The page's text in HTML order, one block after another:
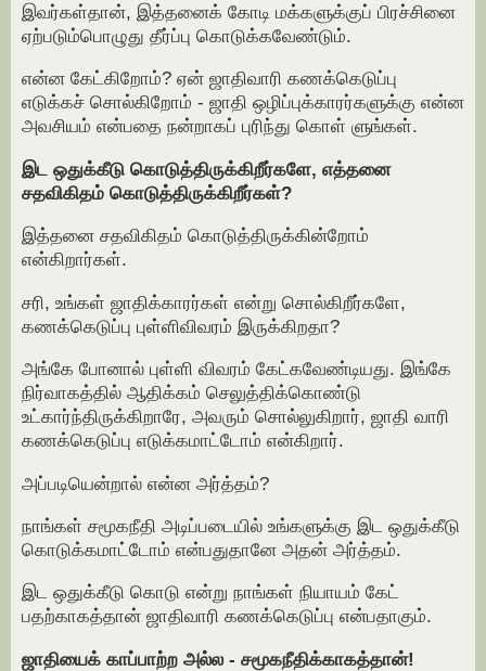
இவர்கள்தான், இத்தனைக் கோடி மக்களுக்குப் பிரச்சினை
ஏற்படும்பொழுது தீர்ப்பு கொடுக்கவேண்டும்.
என்ன கேட்கிறோம்? ஏன் ஜாதிவாரி கணக்கெடுப்பு
எடுக்கச் சொல்கிறோம் - ஜாதி ஒழிப்புக்காரர்களுக்கு என்ன
அவசியம் என்பதை நன்றாகப் புரிந்து கொள் ளுங்கள்.
இட ஒதுக்கீடு கொடுத்திருக்கிறீர்களே, எத்தனை
சதவிகிதம் கொடுத்திருக்கிறீர்கள்?
இத்தனை சதவிகிதம் கொடுத்திருக்கின்றோம்
என்கிறார்கள்.
சரி, உங்கள் ஜாதிக்காரர்கள் என்று சொல்கிறீர்களே,
கணக்கெடுப்பு புள்ளிவிவரம் இருக்கிறதா?
அங்கே போனால் புள்ளி விவரம் கேட்கவேண்டியது. இங்கே
நிர்வாகத்தில் ஆதிக்கம் செலுத்திக்கொண்டு
உட்கார்ந்திருக்கிறாரே, அவரும் சொல்லுகிறார், ஜாதி வாரி
கணக்கெடுப்பு எடுக்கமாட்டோம் என்கிறார்.
அப்படியென்றால் என்ன அர்த்தம்?
நாங்கள் சமூகநீதி அடிப்படையில் உங்களுக்கு இட ஒதுக்கீடு
கொடுக்கமாட்டோம் என்பதுதானே அதன் அர்த்தம்.
இட ஒதுக்கீடு கொடு என்று நாங்கள் நியாயம் கேட்
பதற்காகத்தான் ஜாதிவாரி கணக்கெடுப்பு என்பதாகும்.
ஜாதியைக் காப்பாற்ற அல்ல - சமூகநீதிக்காகத்தான்!